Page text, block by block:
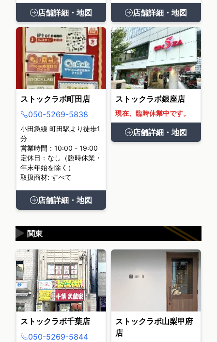
店舗詳細・地図 店舗詳細・地図
ストックラボ町田店
050-5269-5838
小田急線 町田駅より徒歩1
分
営業時間：10:00 - 19:00
定休日：なし（臨時休業・
年末年始を除く）
取扱商材: すべて
店舗詳細・地図
ストックラボ銀座店
現在、臨時休業中です。
店舗詳細・地図
関東
▶
ストックラボ千葉店
050-5269-5844
ストックラボ山梨甲府
店